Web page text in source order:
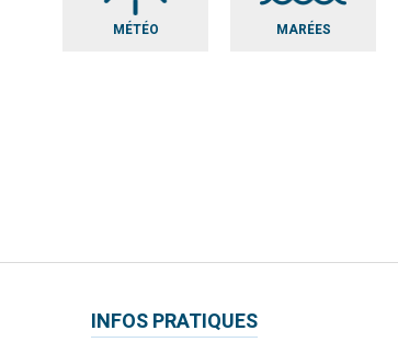
MÉTÉO MARÉES
INFOS PRATIQUES